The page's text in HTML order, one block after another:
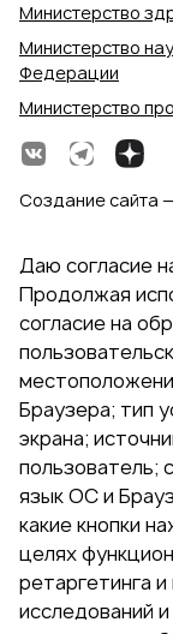
Министерство
Министерство
Федерации
Министерство
Создание сайта
Даю согласие
Продолжая
согласие на
Браузера; тип
экрана;
пользователь;
язык ОС и
какие кнопки
целях
ретаргетинга
исследований